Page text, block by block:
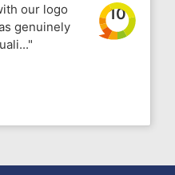
our logo
genuinely
10